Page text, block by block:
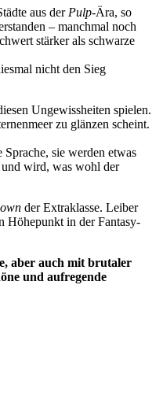
aus der Pulp-Ära, so
– manchmal noch
stärker als schwarze
nicht den Sieg
Ungewissheiten spielen.
zu glänzen scheint.
sie werden etwas
und wird, was wohl der
der Extraklasse. Leiber
Höhepunkt in der Fantasy-
aber auch mit brutaler
und aufregende